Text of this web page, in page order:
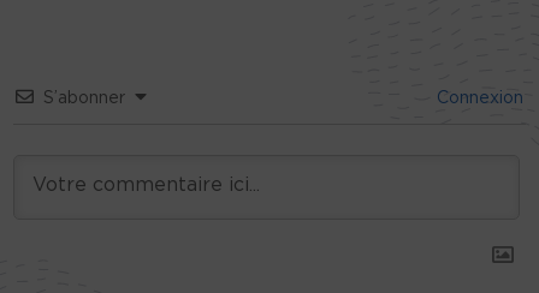
S’abonner Connexion